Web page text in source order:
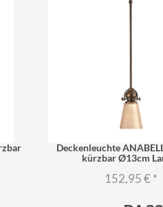
Deckenleuchte
kürzbar Ø13cm
152,95 €*